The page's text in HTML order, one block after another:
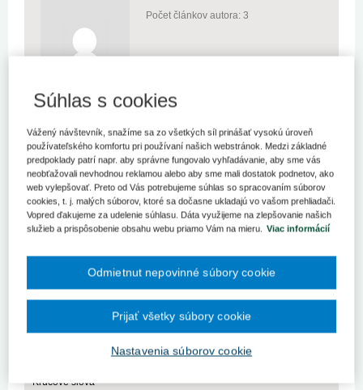
Počet článkov autora: 3
Právo a manažment v zdravotníctve (3)
Aktuality (0)
VYSOKOFREKVENČNÉ
ELEKTROMAGNETICKÉ POLIA V
ZAMESTNANCOV
Zamestnanci pri obsluhe zariadení s generátormi
vysokofrekvenčných elektromagnetických polí vo frekvenčnom
pásme ISM sú v dôsledku interakcie medzi týmito poliami a
ľudským organizmom vystavení tepelným účinkom týchto polí. Na
ochranu zdravia a za...
Kľúčové slová
Súhlas s cookies
Vážený návštevník, snažíme sa zo všetkých síl prinášať vysokú úroveň
používateľského komfortu pri používaní našich webstránok. Medzi základné
predpoklady patrí napr. aby správne fungovalo vyhľadávanie, aby sme vás
neobťažovali nevhodnou reklamou alebo aby sme mali dostatok podnetov, ako
web vylepšovať. Preto od Vás potrebujeme súhlas so spracovaním súborov
cookies, t. j. malých súborov, ktoré sa dočasne ukladajú vo vašom prehliadači.
Vopred ďakujeme za udelenie súhlasu. Dáta využijeme na zlepšovanie našich
služieb a prispôsobenie obsahu webu priamo Vám na mieru. Viac informácií
Nastavenia súborov cookie
Odmietnut nepovinné súbory cookie
Prijať všetky súbory cookie